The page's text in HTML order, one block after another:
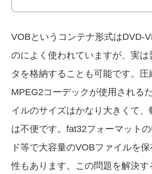
VOBというコンテナ形式はDVD-
のによく使われていますが、実は
タを格納することも可能です。圧
MPEG2コーデックが使用される
イルのサイズはかなり大きくて
は不便です。fat32フォーマット
ド等で大容量のVOBファイルを
性もあります。この問題を解決